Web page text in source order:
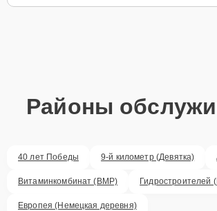
Районы
40 лет Победы 9-й километр (Девятка)
Витаминкомбинат (ВМР) Гидростроителей
Европея (Немецкая деревня)